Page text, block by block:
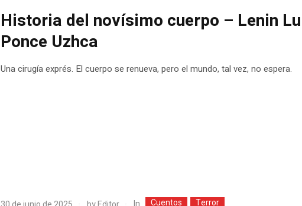
Historia del novísimo cuerpo – Lenin
Ponce Uzhca
Una cirugía exprés. El cuerpo se renueva, pero el mundo, tal vez, no espera.
Cuentos Terror